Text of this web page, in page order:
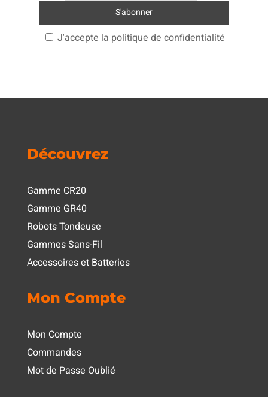
J'accepte la politique de confidentialité
Découvrez
Gamme CR20
Gamme GR40
Robots Tondeuse
Gammes Sans-Fil
Accessoires et Batteries
Mon Compte
Mon Compte
Commandes
Mot de Passe Oublié